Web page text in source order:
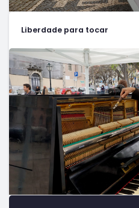
Liberdade para tocar